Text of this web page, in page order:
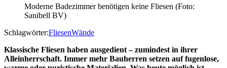
Moderne Badezimmer benötigen keine Fliesen (Foto:
Sanibell BV)
Schlagwörter:FliesenWände
Klassische Fliesen haben ausgedient – zumindest in ihrer
Alleinherrschaft. Immer mehr Bauherren setzen auf fugenlose,